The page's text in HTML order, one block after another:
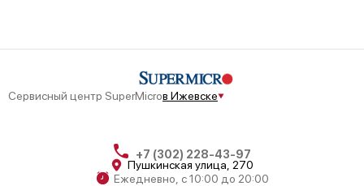
Сервисный центр SuperMicroв Ижевске
+7 (302) 228-43-97
Пушкинская улица, 270
Ежедневно, с 10:00 до 20:00